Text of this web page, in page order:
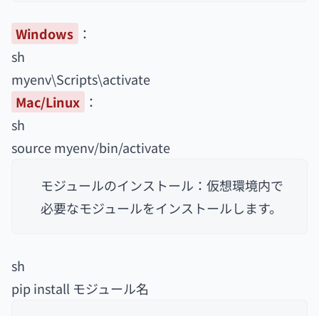
Windows ：
sh
myenv\Scripts\activate
Mac/Linux ：
sh
source myenv/bin/activate
モジュールのインストール：仮想環境内で
必要なモジュールをインストールします。
sh
pip install モジュール名